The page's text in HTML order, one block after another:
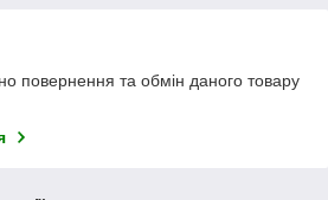
повернення та обмін даного товару